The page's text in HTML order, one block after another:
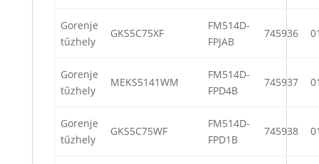
Gorenje
tűzhely
GKS5C75XF
FM514D-
FPJAB
745936
Gorenje
tűzhely
MEKS5141WM
FM514D-
FPD4B
745937
Gorenje
tűzhely
GKS5C75WF
FM514D-
FPD1B
745938